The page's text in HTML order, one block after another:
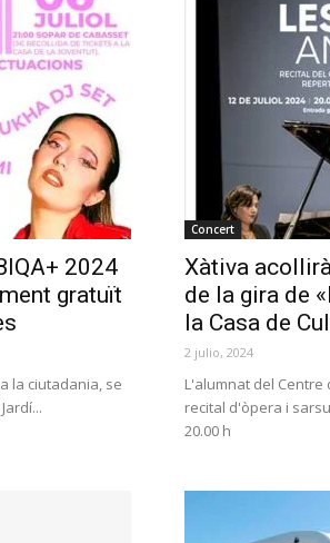
2024
gratuït
la ciutadania, se
Concert
Xàtiva
de la gira de
la Casa de
2 julio, 2024
L'alumnat del
recital d'òpera i
20.00 h